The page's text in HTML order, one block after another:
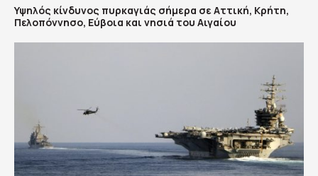
Υψηλός κίνδυνος πυρκαγιάς σήμερα σε Αττική, Κρήτη,
Πελοπόννησο, Εύβοια και νησιά του Αιγαίου